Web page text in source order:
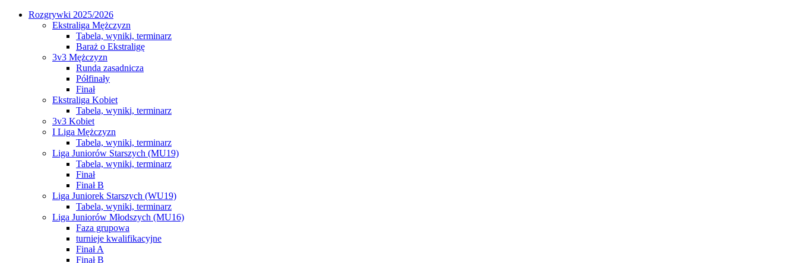
Rozgrywki 2025/2026
Ekstraliga Mężczyzn
Tabela, wyniki, terminarz
Baraż o Ekstraligę
3v3 Mężczyzn
Runda zasadnicza
Półfinały
Finał
Ekstraliga Kobiet
Tabela, wyniki, terminarz
3v3 Kobiet
I Liga Mężczyzn
Tabela, wyniki, terminarz
Liga Juniorów Starszych (MU19)
Tabela, wyniki, terminarz
Finał
Finał B
Liga Juniorek Starszych (WU19)
Tabela, wyniki, terminarz
Liga Juniorów Młodszych (MU16)
Faza grupowa
turnieje kwalifikacyjne
Finał A
Finał B